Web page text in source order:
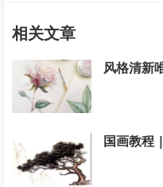
相关文章
风格清新
国画教程